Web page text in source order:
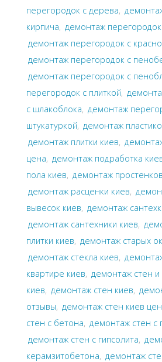
перегородок с дерева,
кирпича, демонтаж
демонтаж перегородок с
демонтаж перегородок с
демонтаж перегородок с
перегородок с плиткой,
с шлакоблока, демонтаж
штукатуркой, демонтаж
демонтаж плитки киев,
цена, демонтаж подработка
пола киев, демонтаж
демонтаж расценки киев,
вывесок киев, демонтаж
демонтаж сантехники киев,
плитки киев, демонтаж старых
демонтаж стекла киев,
квартире киев, демонтаж стен
киев, демонтаж стен киев,
отзывы, демонтаж стен киев
стен с бетона, демонтаж стен с
демонтаж стен с гипсолита,
керамзитобетона, демонтаж